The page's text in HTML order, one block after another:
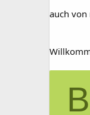
auch von
B